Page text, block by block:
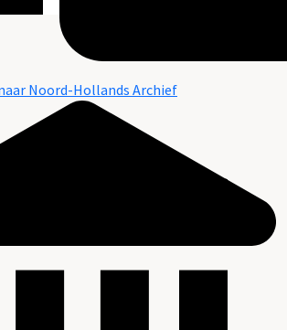
Noord-Hollands Archief